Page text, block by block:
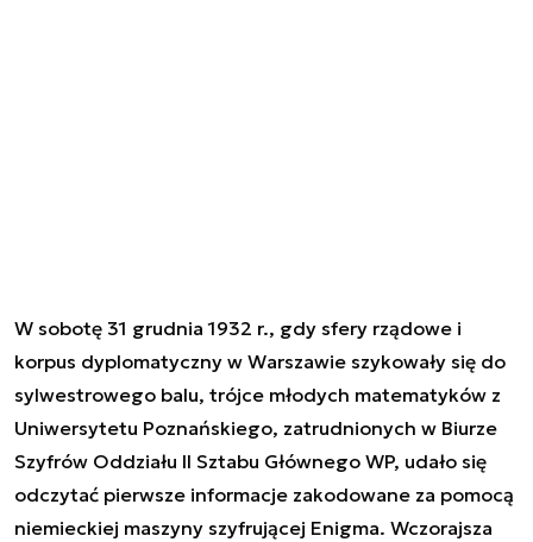
W sobotę 31 grudnia 1932 r., gdy sfery rządowe i
korpus dyplomatyczny w Warszawie szykowały się do
sylwestrowego balu, trójce młodych matematyków z
Uniwersytetu Poznańskiego, zatrudnionych w Biurze
Szyfrów Oddziału II Sztabu Głównego WP, udało się
odczytać pierwsze informacje zakodowane za pomocą
niemieckiej maszyny szyfrującej Enigma. Wczorajsza